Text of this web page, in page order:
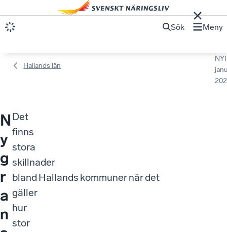
Sök Meny
Hallands län
N
y
g
r
a
n
Det
finns
stora
skillnader
bland Hallands kommuner när det
gäller
hur
stor